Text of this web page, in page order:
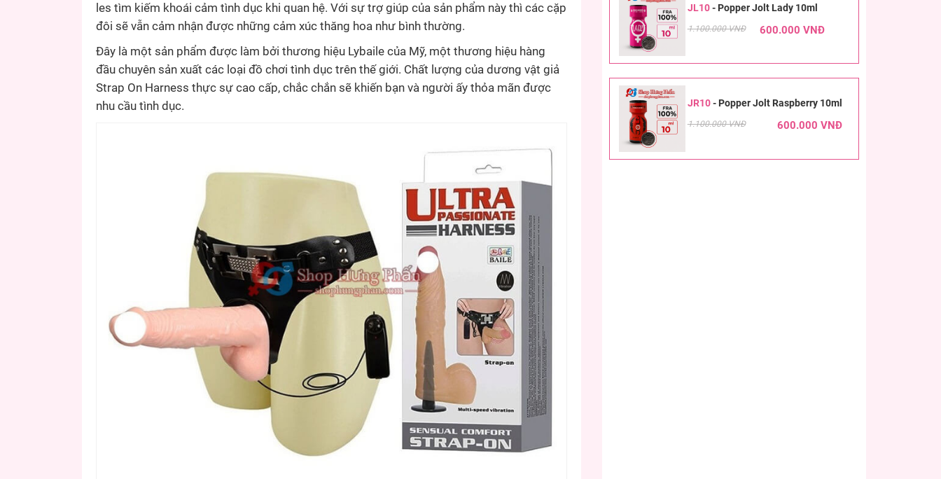
les tìm kiếm khoái cảm tình dục khi quan hệ. Với sự trợ giúp của sản phẩm này thì các cặp
đôi sẽ vẫn cảm nhận được những cảm xúc thăng hoa như bình thường.
Đây là một sản phẩm được làm bởi thương hiệu Lybaile của Mỹ, một thương hiệu hàng
đầu chuyên sản xuất các loại đồ chơi tình dục trên thế giới. Chất lượng của dương vật giả
Strap On Harness thực sự cao cấp, chắc chắn sẽ khiến bạn và người ấy thỏa mãn được
nhu cầu tình dục.
JL10- Popper Jolt Lady 10ml
1.100.000 VNĐ 600.000 VNĐ
JR10- Popper Jolt Raspberry 10ml
1.100.000 VNĐ 600.000 VNĐ